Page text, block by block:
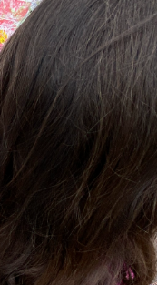
D'EXPO